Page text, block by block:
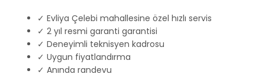
✓ Evliya Çelebi mahallesine özel hızlı servis
✓ 2 yıl resmi garanti garantisi
✓ Deneyimli teknisyen kadrosu
✓ Uygun fiyatlandırma
✓ Anında randevu